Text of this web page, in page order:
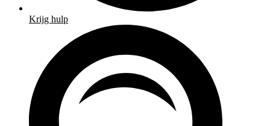
Krijg hulp